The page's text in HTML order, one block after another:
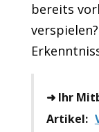
bereits
➜ Ihr
Artikel: